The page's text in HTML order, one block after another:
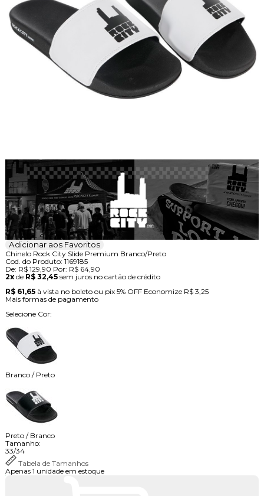
Adicionar aos Favoritos
Chinelo Rock City Slide Premium Branco/Preto
Cod. do Produto: 1169185
De: R$ 129,90 Por: R$ 64,90
2xde R$ 32,45 sem juros no cartão de crédito
R$ 61,65 à vista no boleto ou pix 5% OFF Economize R$ 3,25
Mais formas de pagamento
Selecione Cor:
Branco / Preto
Preto / Branco
Tamanho:
33/34
Tabela de Tamanhos
Apenas 1 unidade em estoque